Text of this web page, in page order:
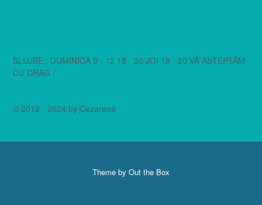
SLUJBE : DUMINICA 9 - 12 18 - 20 JOI 18 - 20 VĂ AȘTEPTĂM
CU DRAG !
© 2012 - 2024 by Cezareea
Theme by Out the Box